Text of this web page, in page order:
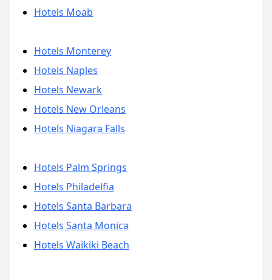
Hotels Moab
Hotels Monterey
Hotels Naples
Hotels Newark
Hotels New Orleans
Hotels Niagara Falls
Hotels Palm Springs
Hotels Philadelfia
Hotels Santa Barbara
Hotels Santa Monica
Hotels Waikiki Beach